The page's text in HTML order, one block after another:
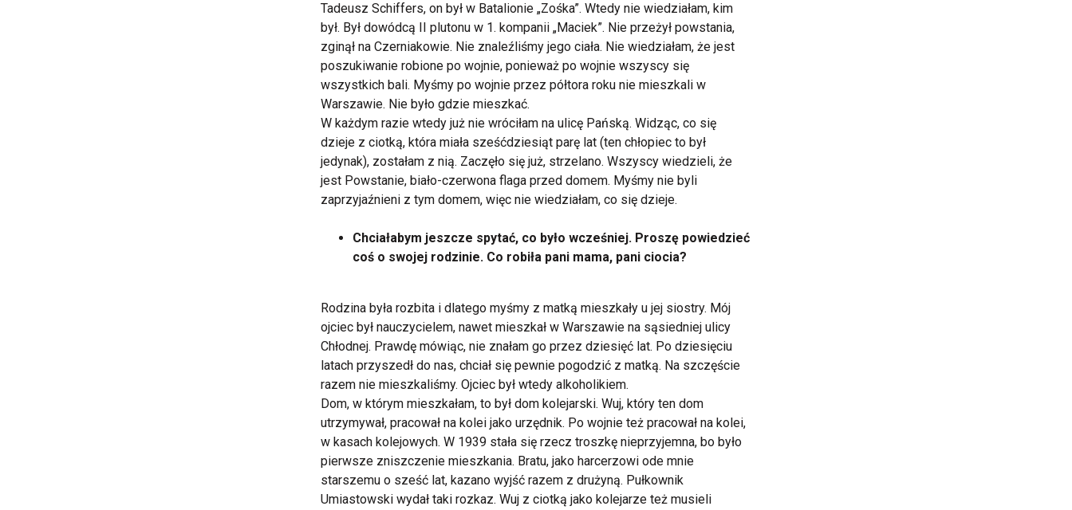
Tadeusz Schiffers, on był w Batalionie „Zośka”. Wtedy nie wiedziałam, kim
był. Był dowódcą II plutonu w 1. kompanii „Maciek”. Nie przeżył powstania,
zginął na Czerniakowie. Nie znaleźliśmy jego ciała. Nie wiedziałam, że jest
poszukiwanie robione po wojnie, ponieważ po wojnie wszyscy się
wszystkich bali. Myśmy po wojnie przez półtora roku nie mieszkali w
Warszawie. Nie było gdzie mieszkać.
W każdym razie wtedy już nie wróciłam na ulicę Pańską. Widząc, co się
dzieje z ciotką, która miała sześćdziesiąt parę lat (ten chłopiec to był
jedynak), zostałam z nią. Zaczęło się już, strzelano. Wszyscy wiedzieli, że
jest Powstanie, biało-czerwona flaga przed domem. Myśmy nie byli
zaprzyjaźnieni z tym domem, więc nie wiedziałam, co się dzieje.
Chciałabym jeszcze spytać, co było wcześniej. Proszę powiedzieć
coś o swojej rodzinie. Co robiła pani mama, pani ciocia?
Rodzina była rozbita i dlatego myśmy z matką mieszkały u jej siostry. Mój
ojciec był nauczycielem, nawet mieszkał w Warszawie na sąsiedniej ulicy
Chłodnej. Prawdę mówiąc, nie znałam go przez dziesięć lat. Po dziesięciu
latach przyszedł do nas, chciał się pewnie pogodzić z matką. Na szczęście
razem nie mieszkaliśmy. Ojciec był wtedy alkoholikiem.
Dom, w którym mieszkałam, to był dom kolejarski. Wuj, który ten dom
utrzymywał, pracował na kolei jako urzędnik. Po wojnie też pracował na kolei,
w kasach kolejowych. W 1939 stała się rzecz troszkę nieprzyjemna, bo było
pierwsze zniszczenie mieszkania. Bratu, jako harcerzowi ode mnie
starszemu o sześć lat, kazano wyjść razem z drużyną. Pułkownik
Umiastowski wydał taki rozkaz. Wuj z ciotką jako kolejarze też musieli